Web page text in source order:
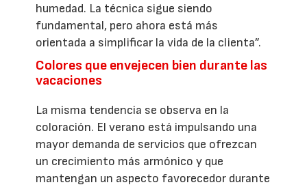
humedad. La técnica sigue siendo
fundamental, pero ahora está más
orientada a simplificar la vida de la clienta”.
Colores que envejecen bien durante las
vacaciones
La misma tendencia se observa en la
coloración. El verano está impulsando una
mayor demanda de servicios que ofrezcan
un crecimiento más armónico y que
mantengan un aspecto favorecedor durante